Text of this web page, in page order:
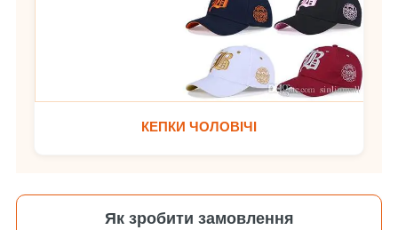
КЕПКИ ЧОЛОВІЧІ
Як зробити замовлення